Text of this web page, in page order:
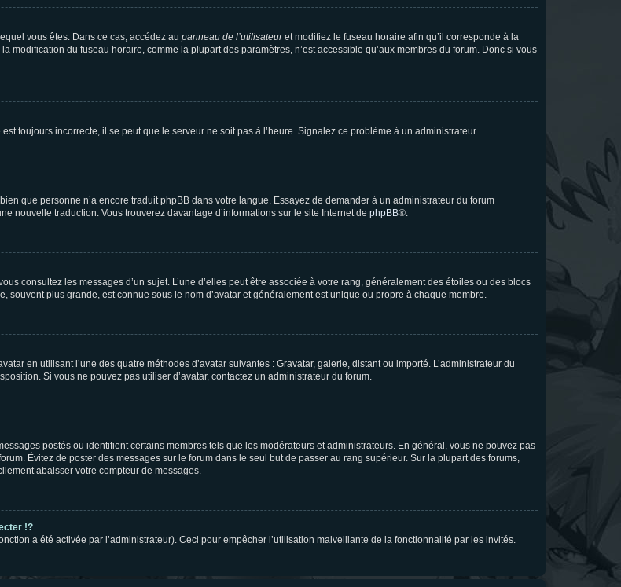
vous êtes. Dans ce cas, accédez au panneau de l’utilisateuret modifiez le fuseau horaire afin qu’il corresponde à la
modification du fuseau horaire, comme la plupart des paramètres, n’est accessible qu’aux membres du forum. Donc si vous
toujours incorrecte, il se peut que le serveur ne soit pas à l’heure. Signalez ce problème à un administrateur.
que personne n’a encore traduit phpBB dans votre langue. Essayez de demander à un administrateur du forum
nouvelle traduction. Vous trouverez davantage d’informations sur le site Internet de phpBB®.
consultez les messages d’un sujet. L’une d’elles peut être associée à votre rang, généralement des étoiles ou des blocs
plus grande, est connue sous le nom d’avatar et généralement est unique ou propre à chaque membre.
en utilisant l’une des quatre méthodes d’avatar suivantes : Gravatar, galerie, distant ou importé. L’administrateur du
Si vous ne pouvez pas utiliser d’avatar, contactez un administrateur du forum.
postés ou identifient certains membres tels que les modérateurs et administrateurs. En général, vous ne pouvez pas
Évitez de poster des messages sur le forum dans le seul but de passer au rang supérieur. Sur la plupart des forums,
abaisser votre compteur de messages.
!?
a été activée par l’administrateur). Ceci pour empêcher l’utilisation malveillante de la fonctionnalité par les invités.